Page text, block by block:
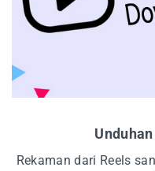
Rekaman dari Reels